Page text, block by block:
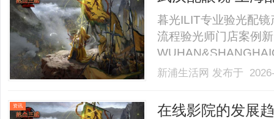
生.........
暮光ILIT专业验光配
流程验光师门店案例
业验光配镜的写字楼
40%-60%优惠，兼顾
新浦生活网 发布于
资讯 在线影院的发展